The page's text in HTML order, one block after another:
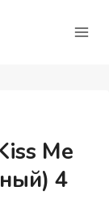
Me
4